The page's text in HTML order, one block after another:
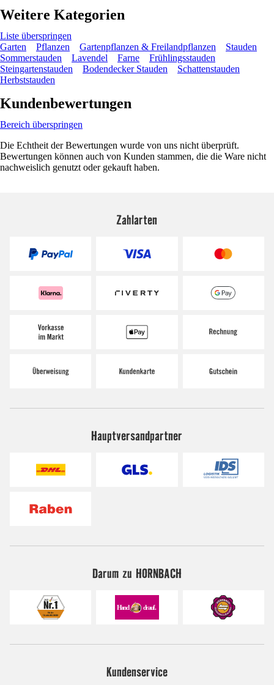
Weitere Kategorien
Liste überspringen
Garten
Pflanzen Gartenpflanzen & Freilandpflanzen
Stauden
Sommerstauden
Lavendel Farne
Frühlingsstauden
Steingartenstauden
Bodendecker Stauden
Schattenstauden
Herbststauden
Kundenbewertungen
Bereich überspringen
Die Echtheit der Bewertungen wurde von uns nicht überprüft.
Bewertungen können auch von Kunden stammen, die die Ware nicht
nachweislich genutzt oder gekauft haben.
Zahlarten
Hauptversandpartner
Darum zu HORNBACH
Kundenservice